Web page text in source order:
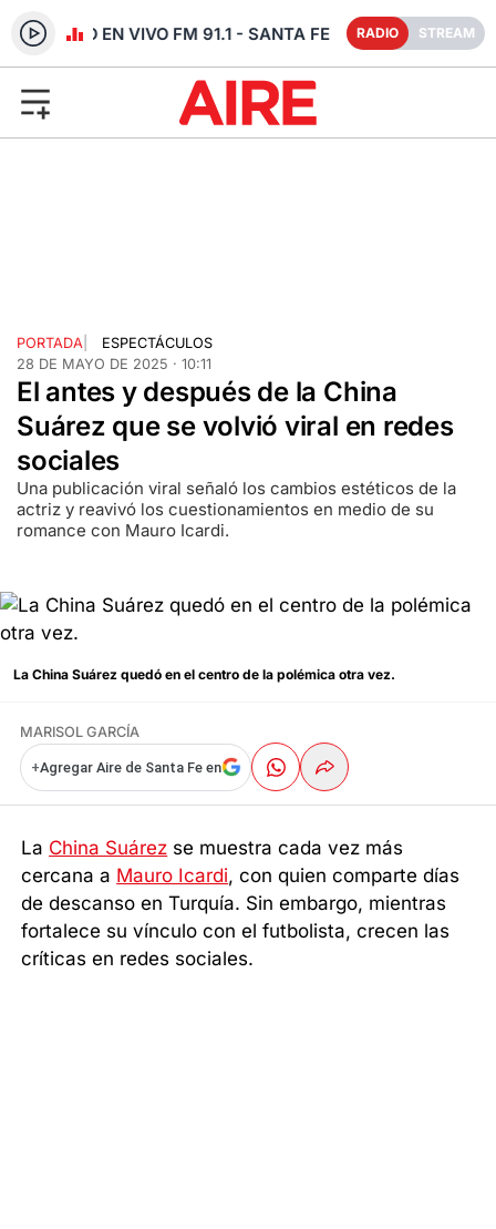
RADIO EN VIVO FM 91.1 - SANTA FE RADIO STREAM
PORTADA
ESPECTÁCULOS
28 DE MAYO DE 2025 · 10:11
El antes y después de la China
Suárez que se volvió viral en redes
sociales
Una publicación viral señaló los cambios estéticos de la
actriz y reavivó los cuestionamientos en medio de su
romance con Mauro Icardi.
La China Suárez quedó en el centro de la polémica otra vez.
MARISOL GARCÍA
+Agregar Aire de Santa Fe en
La China Suárez se muestra cada vez más
cercana a Mauro Icardi, con quien comparte días
de descanso en Turquía. Sin embargo, mientras
fortalece su vínculo con el futbolista, crecen las
críticas en redes sociales.